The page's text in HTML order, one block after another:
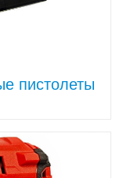
пистолеты